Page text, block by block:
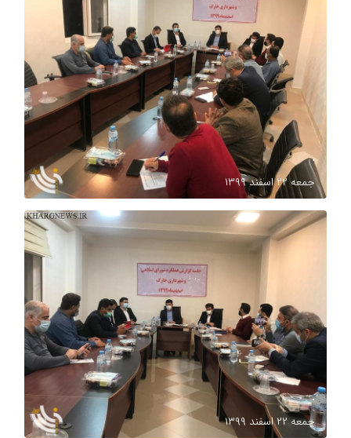
.
جمعه ۲۲ اسفند ۱۳۹۹
.
جمعه ۲۲ اسفند ۱۳۹۹